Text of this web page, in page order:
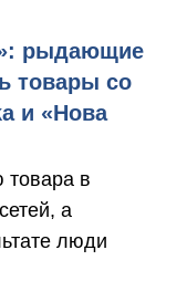
рыдающие
товары со
и «Нова
в
а
люди